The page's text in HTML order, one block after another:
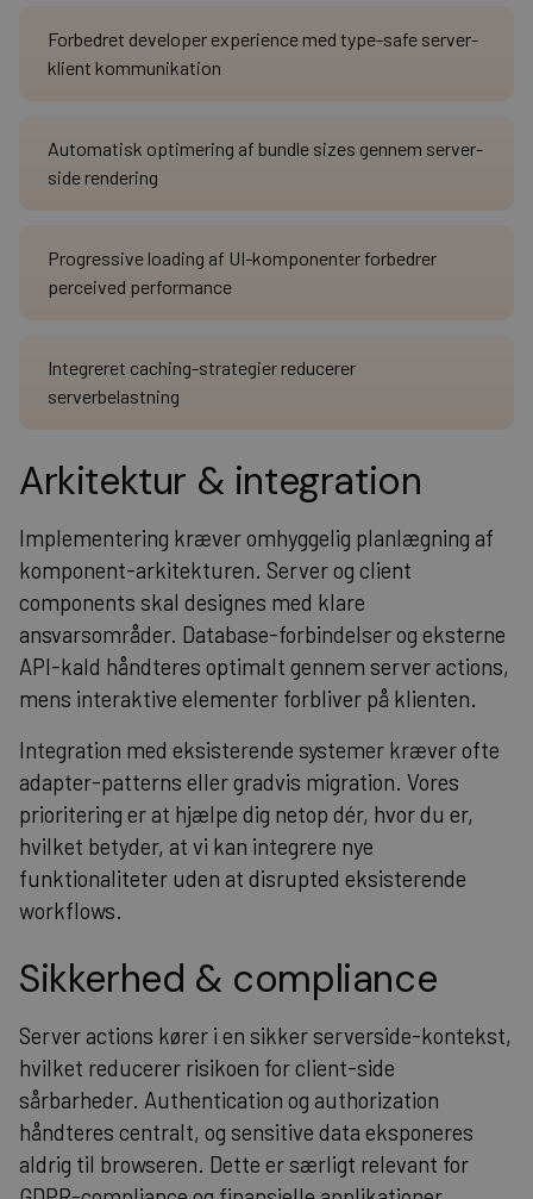
Forbedret developer experience med type-safe server-
klient kommunikation
Automatisk optimering af bundle sizes gennem server-
side rendering
Progressive loading af UI-komponenter forbedrer
perceived performance
Integreret caching-strategier reducerer
serverbelastning
Arkitektur & integration
Implementering kræver omhyggelig planlægning af
komponent-arkitekturen. Server og client
components skal designes med klare
ansvarsområder. Database-forbindelser og eksterne
API-kald håndteres optimalt gennem server actions,
mens interaktive elementer forbliver på klienten.
Integration med eksisterende systemer kræver ofte
adapter-patterns eller gradvis migration. Vores
prioritering er at hjælpe dig netop dér, hvor du er,
hvilket betyder, at vi kan integrere nye
funktionaliteter uden at disrupted eksisterende
workflows.
Sikkerhed & compliance
Server actions kører i en sikker serverside-kontekst,
hvilket reducerer risikoen for client-side
sårbarheder. Authentication og authorization
håndteres centralt, og sensitive data eksponeres
aldrig til browseren. Dette er særligt relevant for